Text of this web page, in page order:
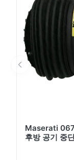
세요 배달 때에
고 우리에게 당
요 배달 때에 12
Maserati
후방 공기 중